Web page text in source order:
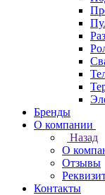
Бренды
О компании
Назад
О
Отзывы
Контакты